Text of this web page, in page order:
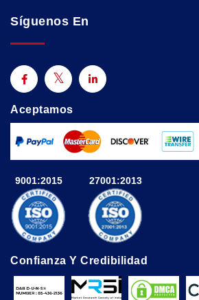
Síguenos En
Aceptamos
9001:2015 27001:2013
Confianza Y Credibilidad